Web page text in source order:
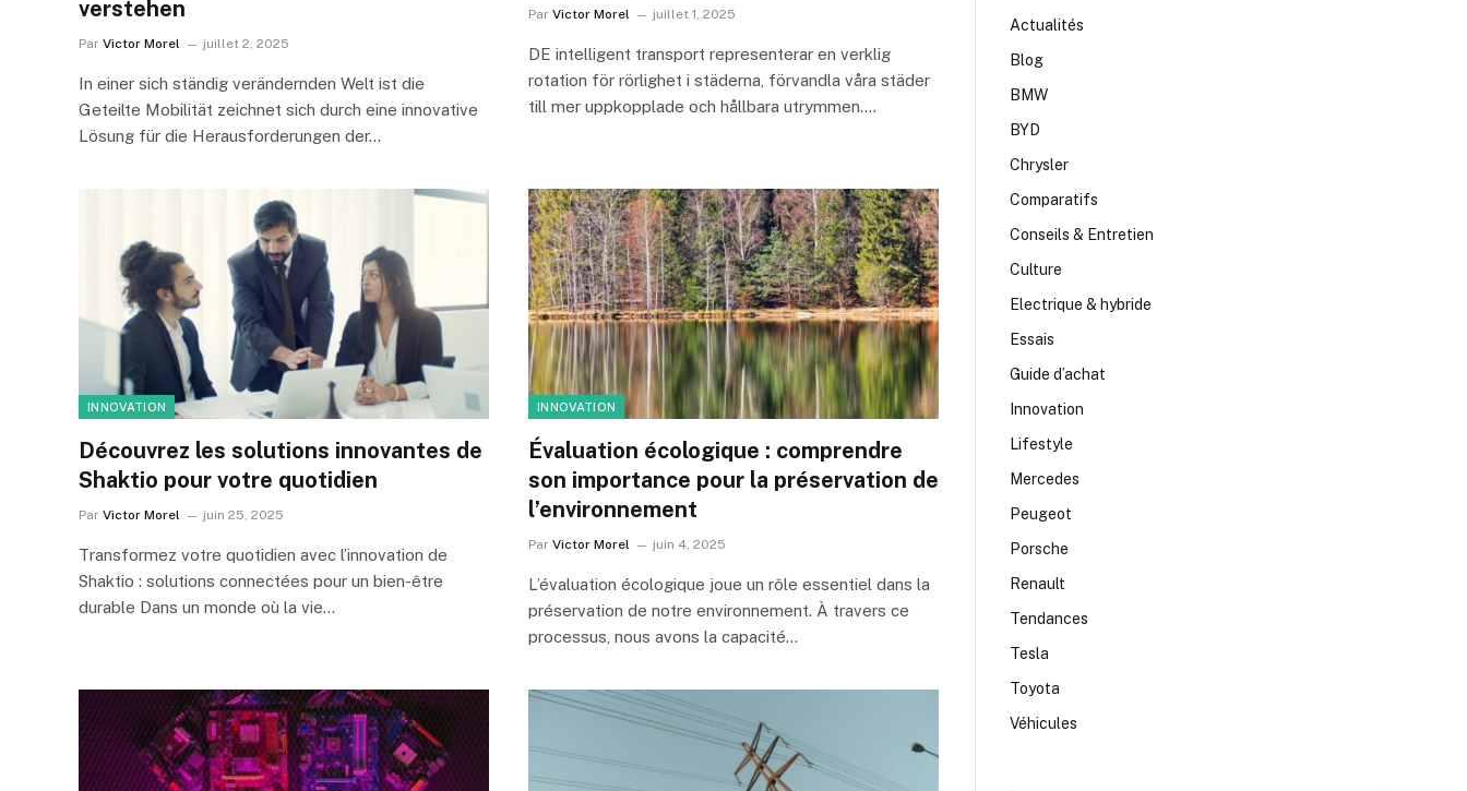
verstehen
Par Victor Morel juillet 2, 2025
In einer sich ständig verändernden Welt ist die
Geteilte Mobilität zeichnet sich durch eine innovative
Lösung für die Herausforderungen der…
Par Victor Morel juillet 1, 2025
DE intelligent transport representerar en verklig
rotation för rörlighet i städerna, förvandla våra städer
till mer uppkopplade och hållbara utrymmen.…
INNOVATION
Découvrez les solutions innovantes de
Shaktio pour votre quotidien
Par Victor Morel juin 25, 2025
Transformez votre quotidien avec l’innovation de
Shaktio : solutions connectées pour un bien-être
durable Dans un monde où la vie…
INNOVATION
Évaluation écologique : comprendre
son importance pour la préservation de
l’environnement
Par Victor Morel juin 4, 2025
L’évaluation écologique joue un rôle essentiel dans la
préservation de notre environnement. À travers ce
processus, nous avons la capacité…
Actualités
Blog
BMW
BYD
Chrysler
Comparatifs
Conseils & Entretien
Culture
Electrique & hybride
Essais
Guide d’achat
Innovation
Lifestyle
Mercedes
Peugeot
Porsche
Renault
Tendances
Tesla
Toyota
Véhicules